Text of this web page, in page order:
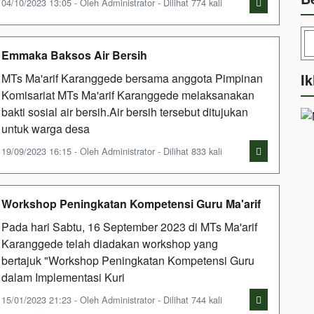
Emmaka Baksos Air Bersih
MTs Ma'arif Karanggede bersama anggota Pimpinan
Komisariat MTs Ma'arif Karanggede melaksanakan
bakti sosial air bersih.Air bersih tersebut ditujukan
untuk warga desa
19/09/2023 16:15 - Oleh Administrator - Dilihat 833 kali
Workshop Peningkatan Kompetensi Guru Ma'arif
Pada hari Sabtu, 16 September 2023 di MTs Ma'arif
Karanggede telah diadakan workshop yang
bertajuk "Workshop Peningkatan Kompetensi Guru
dalam Implementasi Kuri
15/01/2023 21:23 - Oleh Administrator - Dilihat 744 kali